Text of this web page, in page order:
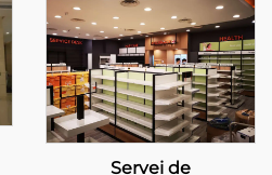
Bellesa Dior
Servei de